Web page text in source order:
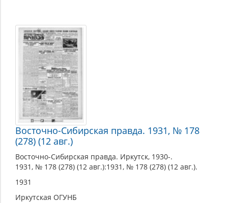
Восточно-Сибирская правда. 1931, № 178
(278) (12 авг.)
Восточно-Сибирская правда. Иркутск, 1930-.
1931, № 178 (278) (12 авг.):1931, № 178 (278) (12 авг.).
1931
Иркутская ОГУНБ